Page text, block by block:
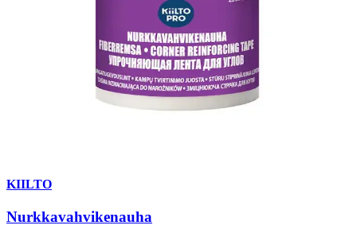
KIILTO
Nurkkavahvikenauha